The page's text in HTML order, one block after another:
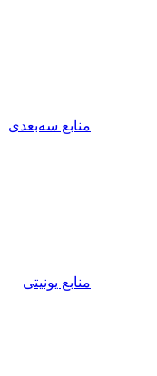
منابع سه‌بعدی
منابع یونیتی